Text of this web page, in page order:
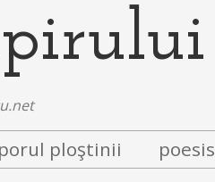
ploştinii poesis